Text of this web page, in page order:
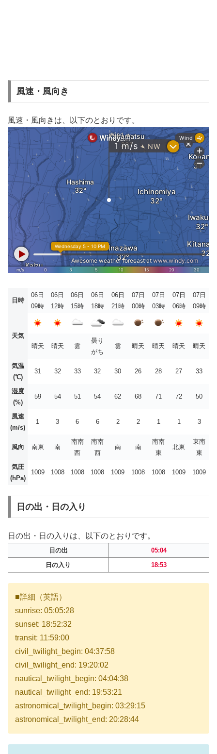
風速・風向き
風速・風向きは、以下のとおりです。
日時
06日
09時
06日
12時
06日
15時
06日
18時
06日
21時
07日
00時
07日
03時
07日
06時
07日
09時
天気
晴天
晴天 雲
曇り
がち
雲 晴天 晴天 晴天 晴天
気温
(℃)
31 32 33 32 30 26 28 27 33
湿度
(%)
59 54 51 54 62 68 71 72 50
風速
(m/s)
1 3 6 6 2 2 1 1 3
風向 南東 南
南南
西
南南
西
南 南
南南
東
北東
東南
東
気圧
(hPa)
1009 1008 1008 1008 1009 1008 1008 1009 1009
日の出・日の入り
日の出・日の入りは、以下のとおりです。
日の出
05:04
日の入り
18:53
■詳細（英語）
sunrise: 05:05:28
sunset: 18:52:32
transit: 11:59:00
civil_twilight_begin: 04:37:58
civil_twilight_end: 19:20:02
nautical_twilight_begin: 04:04:38
nautical_twilight_end: 19:53:21
astronomical_twilight_begin: 03:29:15
astronomical_twilight_end: 20:28:44